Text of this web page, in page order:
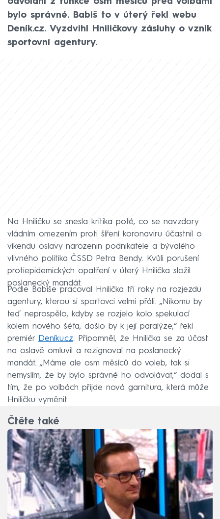
bylo správné. Babiš to v úterý řekl webu
Deník.cz. Vyzdvihl Hniličkovy zásluhy o vznik
sportovní agentury.
Na Hniličku se snesla kritika poté, co se navzdory
vládním omezením proti šíření koronaviru účastnil o
víkendu oslavy narozenin podnikatele a bývalého
vlivného politika ČSSD Petra Bendy. Kvůli porušení
protiepidemických opatření v úterý Hnilička složil
poslanecký mandát.
Podle Babiše pracoval Hnilička tři roky na rozjezdu
agentury, kterou si sportovci velmi přáli. „Nikomu by
teď neprospělo, kdyby se rozjelo kolo spekulací
kolem nového šéfa, došlo by k její paralýze,“ řekl
premiér Deníku.cz. Připomněl, že Hnilička se za účast
na oslavě omluvil a rezignoval na poslanecký
mandát. „Máme ale osm měsíců do voleb, tak si
nemyslím, že by bylo správné ho odvolávat,“ dodal s
tím, že po volbách přijde nová garnitura, která může
Hniličku vyměnit.
Čtěte také